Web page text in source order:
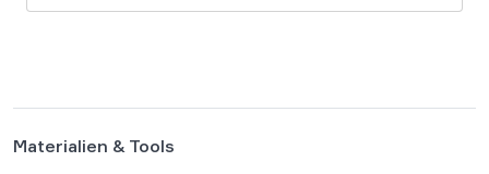
Deutschland nun ergänzen. Die
Materialien & Tools